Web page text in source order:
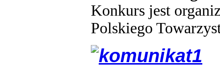
Konkurs jest
Polskiego